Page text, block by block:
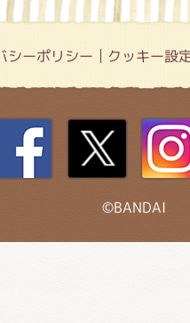
シーポリシー クッキー設
©BANDAI